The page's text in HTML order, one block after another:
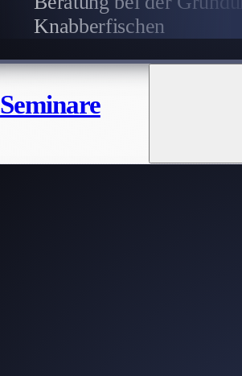
Knabberfischen
Seminare